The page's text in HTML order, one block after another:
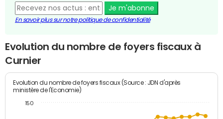
Je m'abonne
En savoir plus sur notre politique de confidentialité
Evolution du nombre de foyers fiscaux à
Curnier
Evolution du nombre de foyers fiscaux (Source : JDN d'après
ministère de l'Economie)
150